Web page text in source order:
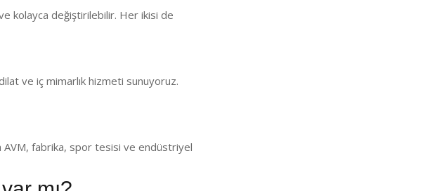
kolayca değiştirilebilir. Her ikisi de
ve iç mimarlık hizmeti sunuyoruz.
AVM, fabrika, spor tesisi ve endüstriyel